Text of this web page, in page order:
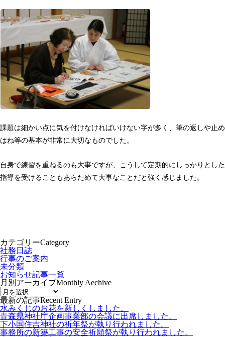
課題は細かい点に気を付けなければいけない字が多く、筆の返しや止め
はね等の基本が非常に大切なものでした。
自身で練習を重ねるのも大事ですが、こうして定期的にしっかりとした
指導を受けることもあらためて大事なことだと強く感じました。
カテゴリーCategory
社務日誌
行事のご案内
未分類
お知らせ記事一覧
月別アーカイブMonthly Aechive
最新の記事Recent Entry
水みくじのお花を新しくしました。
青森県神社庁企画事業部の会議に出席しました。
下小国住吉神社の祈年祭が執り行われました。
事務所の新築工事の安全祈願祭が執り行われました。